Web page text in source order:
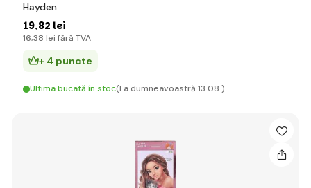
Hayden
19,82 lei
16,38 lei fără TVA
+ 4 puncte
Ultima bucată în stoc(La dumneavoastră 13.08.)